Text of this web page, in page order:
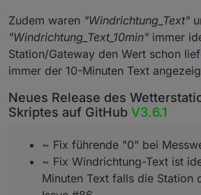
Zudem waren "Windrichtung_Text"
"Windrichtung_Text_10min" immer
Station/Gateway den Wert schon
immer der 10-Minuten Text
Neues Release des
Skriptes auf GitHub V3.6.1
~ Fix führende "0" bei
~ Fix Windrichtung-Text ist
Minuten Text falls die Station